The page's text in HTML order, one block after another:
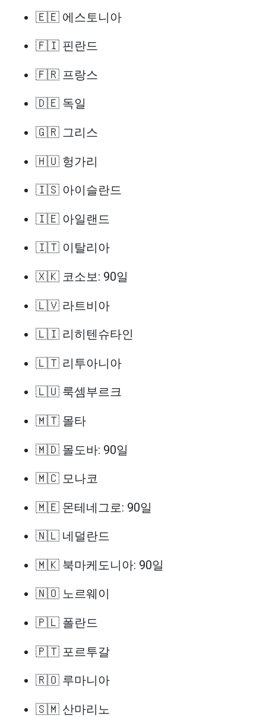
🇪🇪 에스토니아
🇫🇮 핀란드
🇫🇷 프랑스
🇩🇪 독일
🇬🇷 그리스
🇭🇺 헝가리
🇮🇸 아이슬란드
🇮🇪 아일랜드
🇮🇹 이탈리아
🇽🇰 코소보: 90일
🇱🇻 라트비아
🇱🇮 리히텐슈타인
🇱🇹 리투아니아
🇱🇺 룩셈부르크
🇲🇹 몰타
🇲🇩 몰도바: 90일
🇲🇨 모나코
🇲🇪 몬테네그로: 90일
🇳🇱 네덜란드
🇲🇰 북마케도니아: 90일
🇳🇴 노르웨이
🇵🇱 폴란드
🇵🇹 포르투갈
🇷🇴 루마니아
🇸🇲 산마리노